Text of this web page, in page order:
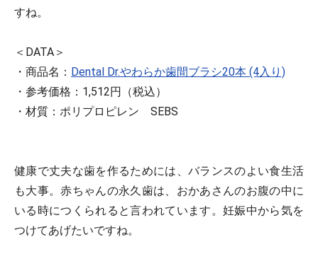
すね。
＜DATA＞
・商品名： Dental Dr.やわらか歯間ブラシ20本 (4入り)
・参考価格：1,512円（税込）
・材質：ポリプロピレン SEBS
健康で丈夫な歯を作るためには、バランスのよい食生活
も大事。赤ちゃんの永久歯は、おかあさんのお腹の中に
いる時につくられると言われています。妊娠中から気を
つけてあげたいですね。